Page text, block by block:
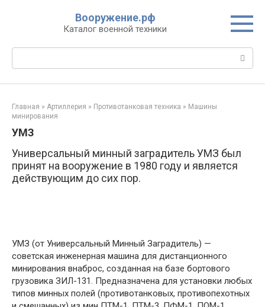
Вооружение.рф
Каталог военной техники
Поиск:
Главная » Артиллерия » Противотанковая техника » Машины
минирования
УМЗ
Универсальный минный заградитель УМЗ был
принят на вооружение в 1980 году и является
действующим до сих пор.
УМЗ (от Универсальный Минный Заградитель) —
советская инженерная машина для дистанционного
минирования внаброс, созданная на базе бортового
грузовика ЗИЛ-131. Предназначена для установки любых
типов минных полей (противотанковых, противопехотных